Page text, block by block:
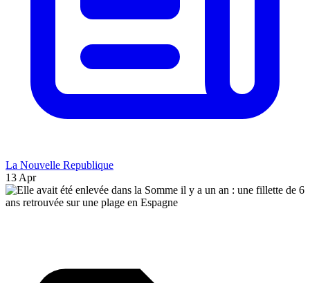
La Nouvelle Republique
13 Apr